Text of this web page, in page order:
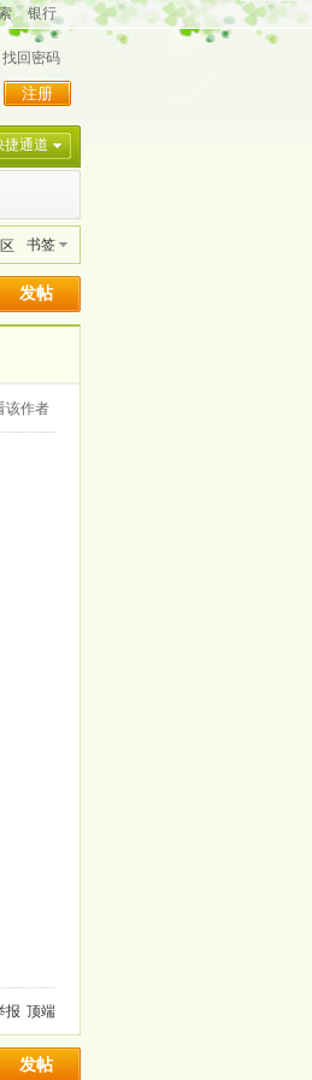
银行
找回密码
注册
捷通道
书签
发帖
该作者
报 顶端
发帖